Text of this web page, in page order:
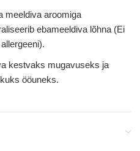
meeldiva aroomiga
ebameeldiva lõhna (Ei
kestvaks mugavuseks ja
ööuneks.